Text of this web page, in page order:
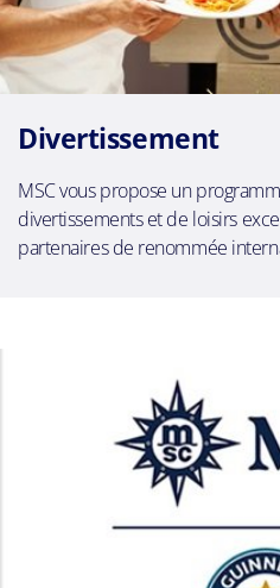
Divertissement
MSC vous propose un
divertissements et de loisirs
partenaires de renommée